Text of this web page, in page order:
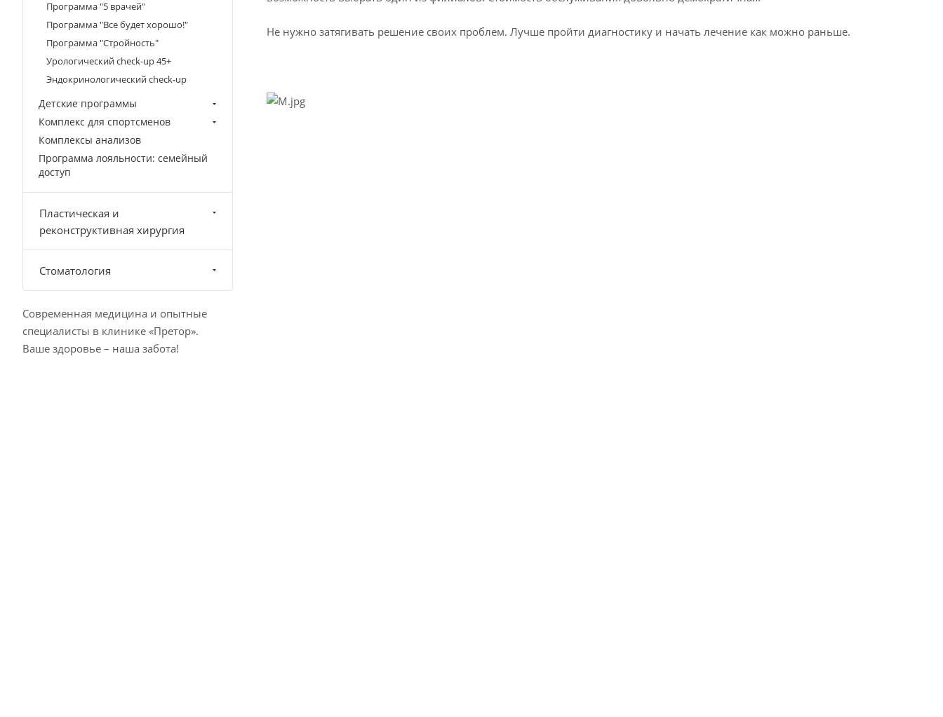
Не нужно затягивать решение своих проблем. Лучше пройти диагностику и начать лечение как можно раньше.
Программа "5 врачей"
Программа "Все будет хорошо!"
Программа "Стройность"
Урологический check-up 45+
Эндокринологический check-up
Детские программы
Комплекс для спортсменов
Комплексы анализов
Программа лояльности: семейный
доступ
Пластическая и
реконструктивная хирургия
Стоматология
Современная медицина и опытные
специалисты в клинике «Претор».
Ваше здоровье – наша забота!